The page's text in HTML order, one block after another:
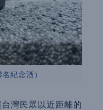
紀念酒）
灣民眾以近距離的